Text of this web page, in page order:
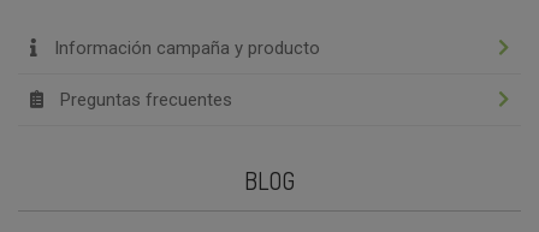
Información campaña y producto
Preguntas frecuentes
BLOG